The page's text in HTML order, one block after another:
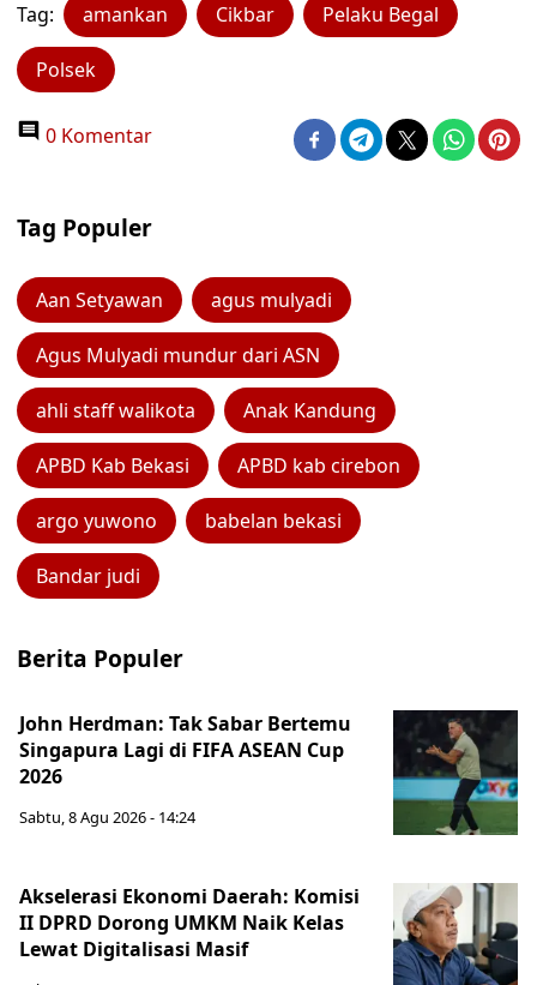
Tag: amankan Cikbar Pelaku Begal
Polsek
0 Komentar
Tag Populer
Aan Setyawan agus mulyadi
Agus Mulyadi mundur dari ASN
ahli staff walikota Anak Kandung
APBD Kab Bekasi APBD kab cirebon
argo yuwono babelan bekasi
Bandar judi
Berita Populer
John Herdman: Tak Sabar Bertemu
Singapura Lagi di FIFA ASEAN Cup
2026
Sabtu, 8 Agu 2026 - 14:24
Akselerasi Ekonomi Daerah: Komisi
II DPRD Dorong UMKM Naik Kelas
Lewat Digitalisasi Masif